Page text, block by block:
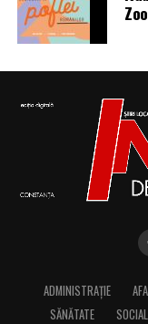
ADMINISTRAȚIE
SĂNĂTATE
SOCIAL